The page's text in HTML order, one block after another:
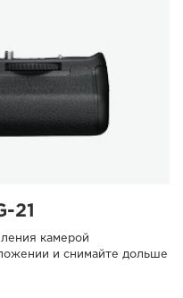
21
камерой
и снимайте дольше